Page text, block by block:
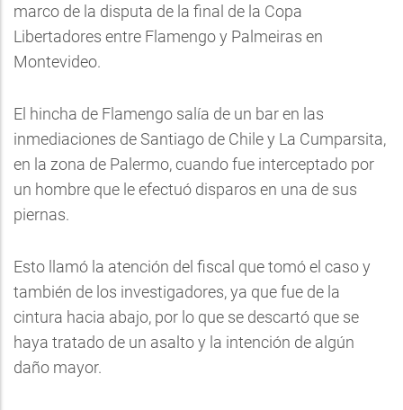
marco de la disputa de la final de la Copa
Libertadores entre Flamengo y Palmeiras en
Montevideo.
El hincha de Flamengo salía de un bar en las
inmediaciones de Santiago de Chile y La Cumparsita,
en la zona de Palermo, cuando fue interceptado por
un hombre que le efectuó disparos en una de sus
piernas.
Esto llamó la atención del fiscal que tomó el caso y
también de los investigadores, ya que fue de la
cintura hacia abajo, por lo que se descartó que se
haya tratado de un asalto y la intención de algún
daño mayor.